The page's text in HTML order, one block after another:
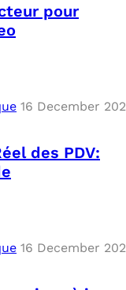
pour
16 December
des PDV:
16 December